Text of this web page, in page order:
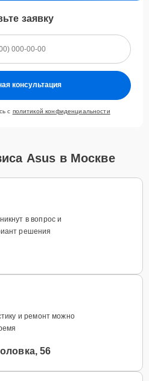
заявку
консультация
с политикой конфиденциальности
Asus в Москве
в вопрос и
решения
и ремонт можно
56